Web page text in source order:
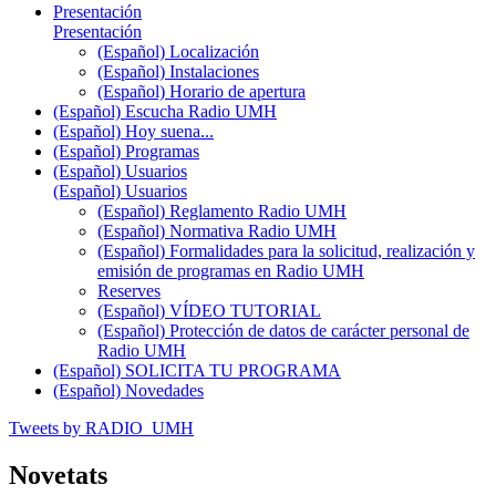
Presentación
Presentación
(Español) Localización
(Español) Instalaciones
(Español) Horario de apertura
(Español) Escucha Radio UMH
(Español) Hoy suena...
(Español) Programas
(Español) Usuarios
(Español) Usuarios
(Español) Reglamento Radio UMH
(Español) Normativa Radio UMH
(Español) Formalidades para la solicitud, realización y
emisión de programas en Radio UMH
Reserves
(Español) VÍDEO TUTORIAL
(Español) Protección de datos de carácter personal de
Radio UMH
(Español) SOLICITA TU PROGRAMA
(Español) Novedades
Tweets by RADIO_UMH
Novetats